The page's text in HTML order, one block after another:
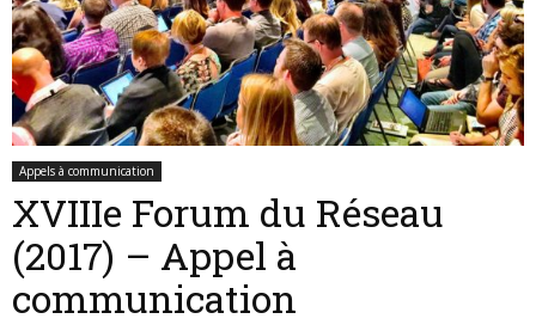
TRANSMEDITERRANEEN
de
RECHERCHE
Appels à communication
XVIIIe Forum du Réseau
(2017) – Appel à
communication